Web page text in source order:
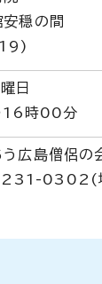
穏の間
日
16時00分
広島僧侶の
0302(場